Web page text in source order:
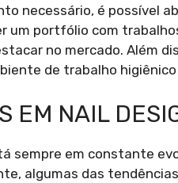
necessário, é possível
um portfólio com
no mercado. Além
de trabalho higiênico
EM NAIL
sempre em constante
algumas das